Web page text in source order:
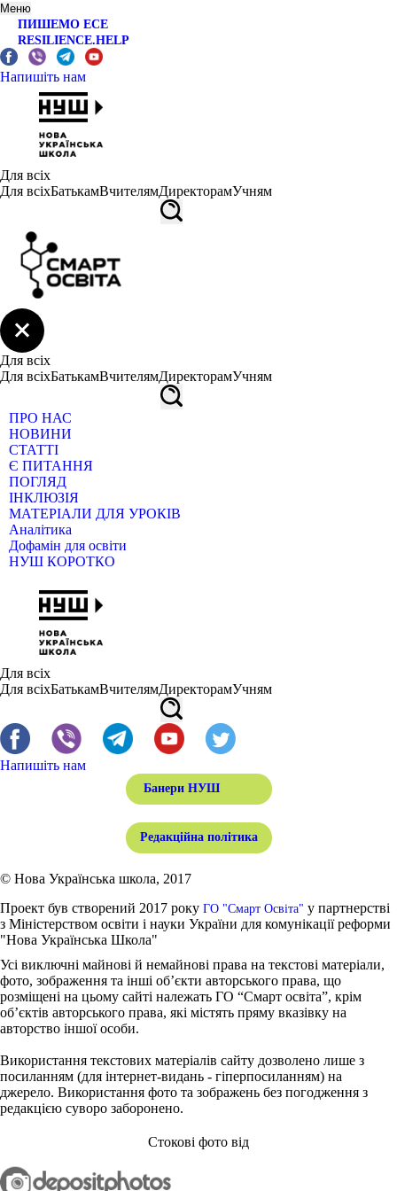
Меню
ПИШЕМО ЕСЕ
RESILIENCE.HELP
Напишіть нам
Для всіх
Для всіхБатькамВчителямДиректорамУчням
Для всіх
Для всіхБатькамВчителямДиректорамУчням
ПРО НАС
НОВИНИ
СТАТТІ
Є ПИТАННЯ
ПОГЛЯД
ІНКЛЮЗІЯ
МАТЕРІАЛИ ДЛЯ УРОКІВ
Аналітика
Дофамін для освіти
НУШ КОРОТКО
Для всіх
Для всіхБатькамВчителямДиректорамУчням
Напишіть нам
Банери НУШ
Редакційна політика
© Нова Українська школа, 2017
Проект був створений 2017 року ГО "Смарт Освіта" у партнерстві
з Міністерством освіти і науки України для комунікації реформи
"Нова Українська Школа"
Усі виключні майнові й немайнові права на текстові матеріали,
фото, зображення та інші об’єкти авторського права, що
розміщені на цьому сайті належать ГО “Смарт освіта”, крім
об’єктів авторського права, які містять пряму вказівку на
авторство іншої особи.
Використання текстових матеріалів сайту дозволено лише з
посиланням (для інтернет-видань - гіперпосиланням) на
джерело. Використання фото та зображень без погодження з
редакцією суворо заборонено.
Стокові фото від